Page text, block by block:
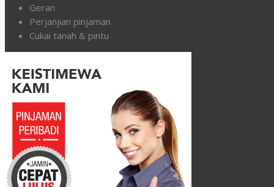
Geran
Perjanjian pinjaman
Cukai tanah & pintu